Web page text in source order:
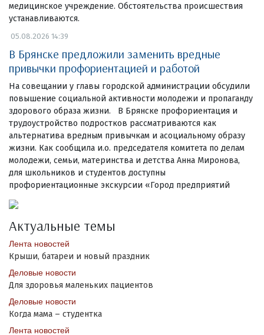
медицинское учреждение. Обстоятельства происшествия
устанавливаются.
05.08.2026 14:39
В Брянске предложили заменить вредные
привычки профориентацией и работой
На совещании у главы городской администрации обсудили
повышение социальной активности молодежи и пропаганду
здорового образа жизни. В Брянске профориентация и
трудоустройство подростков рассматриваются как
альтернатива вредным привычкам и асоциальному образу
жизни. Как сообщила и.о. председателя комитета по делам
молодежи, семьи, материнства и детства Анна Миронова,
для школьников и студентов доступны
профориентационные экскурсии «Город предприятий
Актуальные темы
Лента новостей
Крыши, батареи и новый праздник
Деловые новости
Для здоровья маленьких пациентов
Деловые новости
Когда мама – студентка
Лента новостей